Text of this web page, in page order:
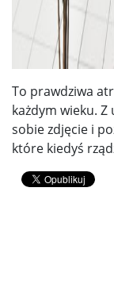
To prawdziwa
każdym wieku.
sobie zdjęcie i
które kiedyś